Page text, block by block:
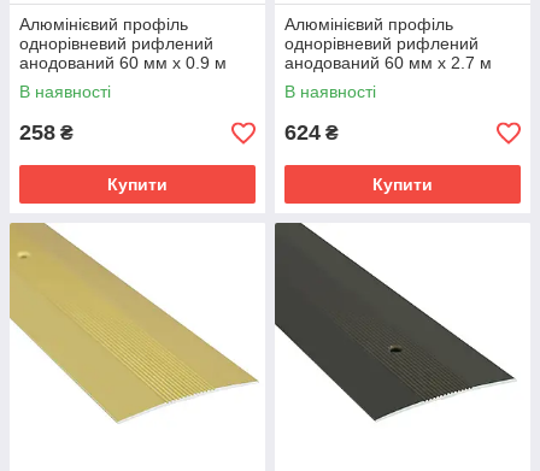
Алюмінієвий профіль
однорівневий рифлений
анодований 60 мм х 0.9 м
бронза
В наявності
258 ₴
Купити
Алюмінієвий профіль
однорівневий рифлений
анодований 60 мм х 2.7 м
срібло
В наявності
624 ₴
Купити